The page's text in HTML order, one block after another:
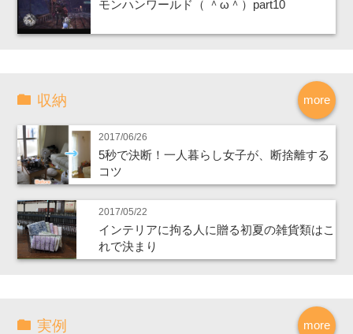
モンハンワールド（ ＾ω＾）part10
more
収納
2017/06/26
5秒で決断！一人暮らし女子が、断捨離する
コツ
2017/05/22
インテリアに拘る人に贈る初夏の雑貨類はこ
れで決まり
more
実例